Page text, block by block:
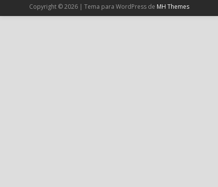
Cargar más
Copyright © 2026 | Tema para WordPress de MH Themes